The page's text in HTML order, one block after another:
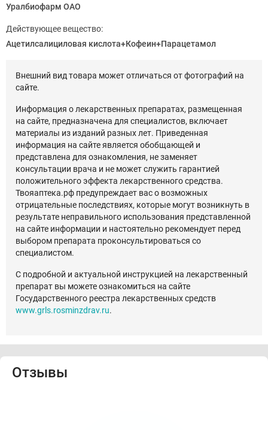
Уралбиофарм ОАО
Действующее вещество:
Ацетилсалициловая кислота+Кофеин+Парацетамол
Внешний вид товара может отличаться от фотографий на
сайте.
Информация о лекарственных препаратах, размещенная
на сайте, предназначена для специалистов, включает
материалы из изданий разных лет. Приведенная
информация на сайте является обобщающей и
представлена для ознакомления, не заменяет
консультации врача и не может служить гарантией
положительного эффекта лекарственного средства.
Твояаптека.рф предупреждает вас о возможных
отрицательные последствиях, которые могут возникнуть в
результате неправильного использования представленной
на сайте информации и настоятельно рекомендует перед
выбором препарата проконсультироваться со
специалистом.
С подробной и актуальной инструкцией на лекарственный
препарат вы можете ознакомиться на сайте
Государственного реестра лекарственных средств
www.grls.rosminzdrav.ru.
Отзывы